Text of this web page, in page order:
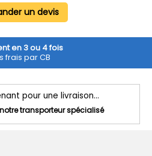
un devis
en 3 ou 4 fois
frais par CB
pour une livraison...
notre transporteur spécialisé